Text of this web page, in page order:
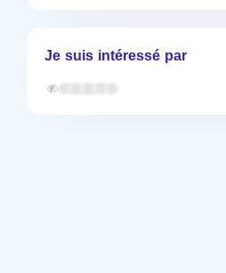
Je suis intéressé par